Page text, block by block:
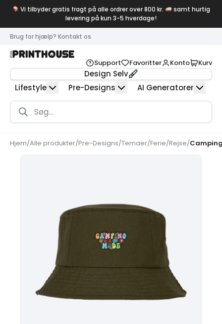
Vi tilbyder gratis fragt på alle ordrer over 800 kr.
samt hurtig
levering på kun 3-5 hverdage!
Brug for hjælp? Kontakt os
Support Favoritter Konto Kurv
Design Selv
Lifestyle
Pre-Designs AI Generatorer
Products
search
Hjem/Alle produkter/Pre-Designs/Temaer/Ferie/Rejse/